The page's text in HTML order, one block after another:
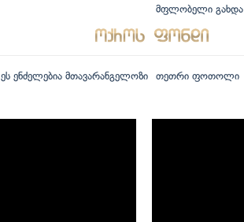
მფლობელი გახდა
ეს ენძელებია მთავარანგელოზი თეთრი ფოთოლი